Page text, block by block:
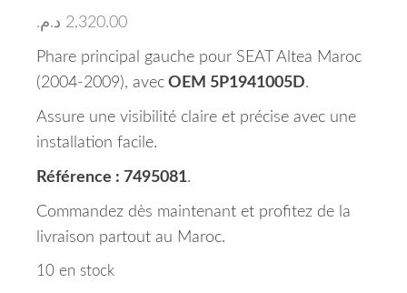
2,320.00 د.م.
Phare principal gauche pour SEAT Altea Maroc
(2004-2009), avec OEM 5P1941005D.
Assure une visibilité claire et précise avec une
installation facile.
Référence : 7495081.
Commandez dès maintenant et profitez de la
livraison partout au Maroc.
10 en stock